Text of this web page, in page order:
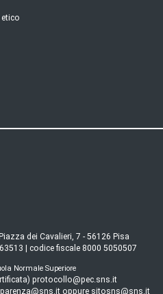
etico
dei Cavalieri, 7 - 56126 Pisa
| codice fiscale 8000 5050507
Normale Superiore
protocollo@pec.sns.it
oppure sitosns@sns.it